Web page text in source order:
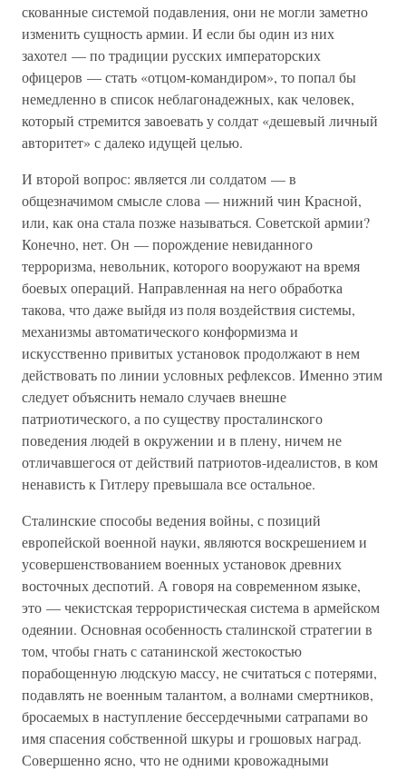
скованные системой подавления, они не могли заметно
изменить сущность армии. И если бы один из них
захотел — по традиции русских императорских
офицеров — стать «отцом-командиром», то попал бы
немедленно в список неблагонадежных, как человек,
который стремится завоевать у солдат «дешевый личный
авторитет» с далеко идущей целью.
И второй вопрос: является ли солдатом — в
общезначимом смысле слова — нижний чин Красной,
или, как она стала позже называться. Советской армии?
Конечно, нет. Он — порождение невиданного
терроризма, невольник, которого вооружают на время
боевых операций. Направленная на него обработка
такова, что даже выйдя из поля воздействия системы,
механизмы автоматического конформизма и
искусственно привитых установок продолжают в нем
действовать по линии условных рефлексов. Именно этим
следует объяснить немало случаев внешне
патриотического, а по существу просталинского
поведения людей в окружении и в плену, ничем не
отличавшегося от действий патриотов-идеалистов, в ком
ненависть к Гитлеру превышала все остальное.
Сталинские способы ведения войны, с позиций
европейской военной науки, являются воскрешением и
усовершенствованием военных установок древних
восточных деспотий. А говоря на современном языке,
это — чекистская террористическая система в армейском
одеянии. Основная особенность сталинской стратегии в
том, чтобы гнать с сатанинской жестокостью
порабощенную людскую массу, не считаться с потерями,
подавлять не военным талантом, а волнами смертников,
бросаемых в наступление бессердечными сатрапами во
имя спасения собственной шкуры и грошовых наград.
Совершенно ясно, что не одними кровожадными